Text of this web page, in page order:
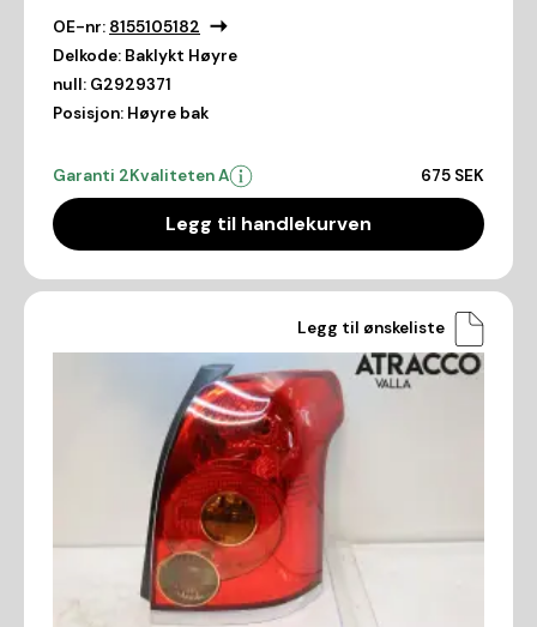
OE-nr: 8155105182
Delkode: Baklykt Høyre
null: G2929371
Posisjon: Høyre bak
Garanti 2Kvaliteten A 675 SEK
Legg til handlekurven
Legg til ønskeliste